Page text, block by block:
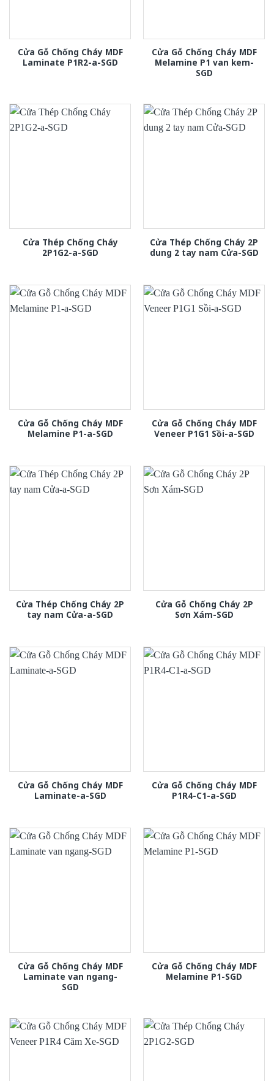
Cửa Gỗ Chống Cháy MDF
Laminate P1R2-a-SGD
Cửa Gỗ Chống Cháy MDF
Melamine P1 van kem-
SGD
Cửa Thép Chống Cháy
2P1G2-a-SGD
Cửa Thép Chống Cháy 2P
dung 2 tay nam Cửa-SGD
Cửa Gỗ Chống Cháy MDF
Melamine P1-a-SGD
Cửa Gỗ Chống Cháy MDF
Veneer P1G1 Sồi-a-SGD
Cửa Thép Chống Cháy 2P
tay nam Cửa-a-SGD
Cửa Gỗ Chống Cháy 2P
Sơn Xám-SGD
Cửa Gỗ Chống Cháy MDF
Laminate-a-SGD
Cửa Gỗ Chống Cháy MDF
P1R4-C1-a-SGD
Cửa Gỗ Chống Cháy MDF
Laminate van ngang-
SGD
Cửa Gỗ Chống Cháy MDF
Melamine P1-SGD